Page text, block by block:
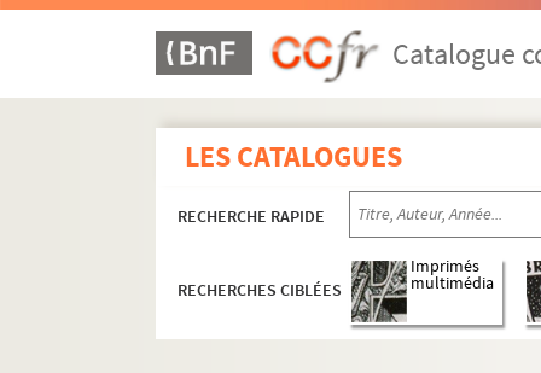
Catalogue
LES CATALOGUES
RECHERCHE RAPIDE
RECHERCHES CIBLÉES
Imprimés
multimédia